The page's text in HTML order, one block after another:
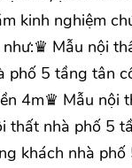
kinh nghiệm
Mẫu nội
phố 5 tầng tân
4m♛ Mẫu nội
thất nhà phố 5
khách nhà